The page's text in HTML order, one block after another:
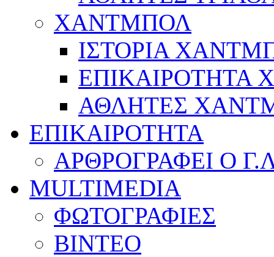
ΧΑΝΤΜΠΟΛ
ΙΣΤΟΡΙΑ
ΕΠΙΚΑΙΡΟΤΗΤΑ
ΑΘΛΗΤΕΣ
ΕΠΙΚΑΙΡΟΤΗΤΑ
ΑΡΘΡΟΓΡΑΦΕΙ Ο
MULTIMEDIA
ΦΩΤΟΓΡΑΦΙΕΣ
ΒΙΝΤΕΟ